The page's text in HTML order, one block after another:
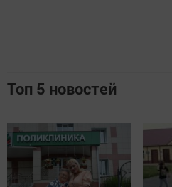
Топ 5 новостей